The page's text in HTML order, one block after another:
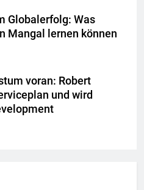
Globalerfolg: Was
Mangal lernen können
voran: Robert
und wird